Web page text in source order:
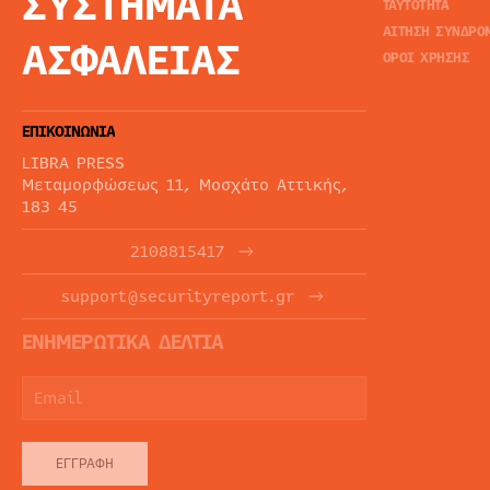
ΑΣΦΑΛΕΙΑΣ
ΕΠΙΚΟΙΝΩΝΙΑ
LIBRA PRESS
Μεταμορφώσεως 11, Μοσχάτο Αττικής,
183 45
2108815417
support@securityreport.gr
ΕΝΗΜΕΡΩΤΙΚΑ ΔΕΛΤΙΑ
ΕΓΓΡΑΦΉ
ΤΑΥΤΟΤΗΤΑ
ΑΙΤΗΣΗ
ΟΡΟΙ ΧΡΗΣΗΣ